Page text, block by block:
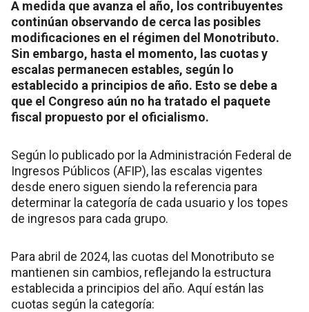
A medida que avanza el año, los contribuyentes
continúan observando de cerca las posibles
modificaciones en el régimen del Monotributo.
Sin embargo, hasta el momento, las cuotas y
escalas permanecen estables, según lo
establecido a principios de año. Esto se debe a
que el Congreso aún no ha tratado el paquete
fiscal propuesto por el oficialismo.
Según lo publicado por la Administración Federal de
Ingresos Públicos (AFIP), las escalas vigentes
desde enero siguen siendo la referencia para
determinar la categoría de cada usuario y los topes
de ingresos para cada grupo.
Para abril de 2024, las cuotas del Monotributo se
mantienen sin cambios, reflejando la estructura
establecida a principios del año. Aquí están las
cuotas según la categoría: